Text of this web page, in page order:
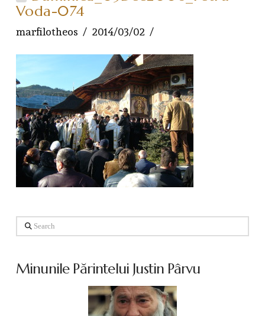
Voda-074
marfilotheos 2014/03/02
Search
Minunile Părintelui Justin Pârvu